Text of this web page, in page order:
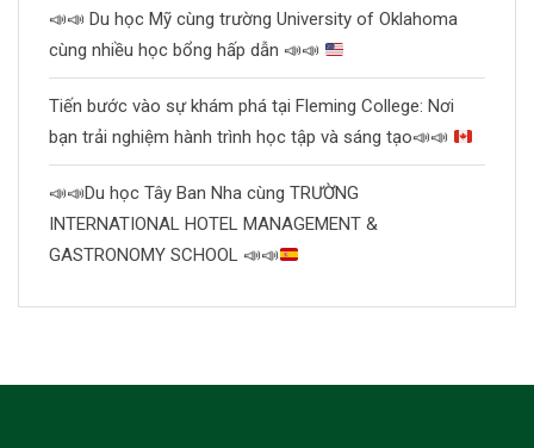
📣📣 Du học Mỹ cùng trường University of Oklahoma
cùng nhiều học bổng hấp dẫn 📣📣
Tiến bước vào sự khám phá tại Fleming College: Nơi
bạn trải nghiệm hành trình học tập và sáng tạo📣📣
📣📣Du học Tây Ban Nha cùng TRƯỜNG
INTERNATIONAL HOTEL MANAGEMENT &
GASTRONOMY SCHOOL 📣📣